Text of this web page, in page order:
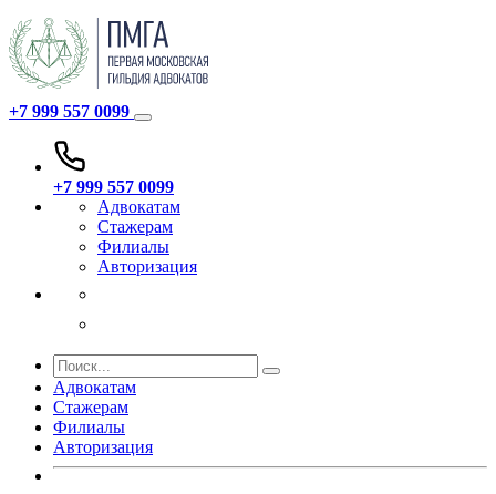
+7 999 557 0099
+7 999 557 0099
Адвокатам
Стажерам
Филиалы
Авторизация
Адвокатам
Стажерам
Филиалы
Авторизация